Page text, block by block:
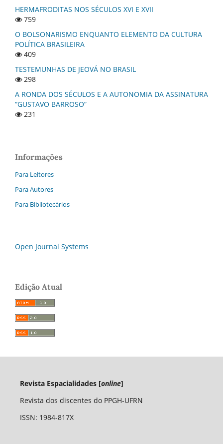
HERMAFRODITAS NOS SÉCULOS XVI E XVII
759
O BOLSONARISMO ENQUANTO ELEMENTO DA CULTURA
POLÍTICA BRASILEIRA
409
TESTEMUNHAS DE JEOVÁ NO BRASIL
298
A RONDA DOS SÉCULOS E A AUTONOMIA DA ASSINATURA
“GUSTAVO BARROSO”
231
Informações
Para Leitores
Para Autores
Para Bibliotecários
Open Journal Systems
Edição Atual
Revista Espacialidades [online]
Revista dos discentes do PPGH-UFRN
ISSN: 1984-817X